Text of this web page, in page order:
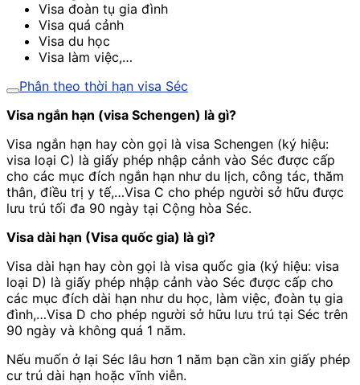
Visa đoàn tụ gia đình
Visa quá cảnh
Visa du học
Visa làm việc,…
Phân theo thời hạn visa Séc
Visa ngắn hạn (visa Schengen) là gì?
Visa ngắn hạn hay còn gọi là visa Schengen (ký hiệu:
visa loại C) là giấy phép nhập cảnh vào Séc được cấp
cho các mục đích ngắn hạn như du lịch, công tác, thăm
thân, điều trị y tế,…Visa C cho phép người sở hữu được
lưu trú tối đa 90 ngày tại Cộng hòa Séc.
Visa dài hạn (Visa quốc gia) là gì?
Visa dài hạn hay còn gọi là visa quốc gia (ký hiệu: visa
loại D) là giấy phép nhập cảnh vào Séc được cấp cho
các mục đích dài hạn như du học, làm việc, đoàn tụ gia
đình,…Visa D cho phép người sở hữu lưu trú tại Séc trên
90 ngày và không quá 1 năm.
Nếu muốn ở lại Séc lâu hơn 1 năm bạn cần xin giấy phép
cư trú dài hạn hoặc vĩnh viễn.